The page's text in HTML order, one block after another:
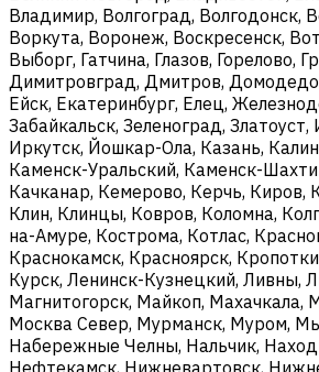
Владимир, Волгоград, Волгодонск,
Воркута, Воронеж, Воскресенск,
Выборг, Гатчина, Глазов, Горелово,
Димитровград, Дмитров,
Ейск, Екатеринбург, Елец,
Забайкальск, Зеленоград,
Иркутск, Йошкар-Ола, Казань,
Каменск-Уральский, Каменск-
Качканар, Кемерово, Керчь, Киров,
Клин, Клинцы, Ковров, Коломна,
на-Амуре, Кострома, Котлас,
Краснокамск, Красноярск,
Курск, Ленинск-Кузнецкий, Ливны,
Магнитогорск, Майкоп, Махачкала,
Москва Север, Мурманск, Муром,
Набережные Челны, Нальчик,
Нефтекамск, Нижневартовск,